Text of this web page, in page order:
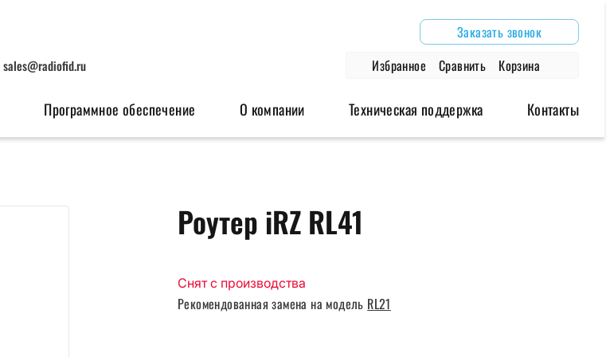
sales@radiofid.ru
Заказать звонок
Избранное
Сравнить Корзина
GSM модули
Радиомодули
Антенны
Провода и крепления
Программное обеспечение О компании Техническая поддержка Контакты
Роутер iRZ RL41
Снят с производства
Рекомендованная замена на модель RL21